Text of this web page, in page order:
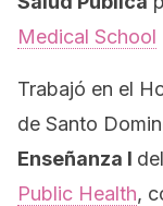
Medical School
Trabajó en el
de Santo
Enseñanza I del
Public Health,